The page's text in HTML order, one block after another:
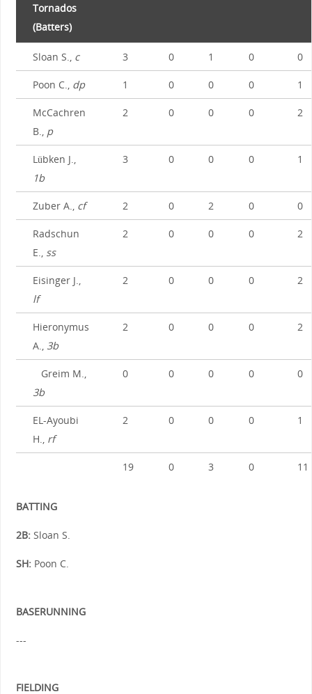
Tornados
(Batters)
Sloan S., c 3 0 1 0 0
Poon C., dp 1 0 0 0 1
McCachren
B., p
2 0 0 0 2
Lübken J.,
1b
3 0 0 0 1
Zuber A., cf 2 0 2 0 0
Radschun
E., ss
2 0 0 0 2
Eisinger J.,
lf
2 0 0 0 2
Hieronymus
A., 3b
2 0 0 0 2
Greim M.,
3b
0 0 0 0 0
EL-Ayoubi
H., rf
2 0 0 0 1
19 0 3 0 11
BATTING
2B:Sloan S.
SH:Poon C.
BASERUNNING
---
FIELDING